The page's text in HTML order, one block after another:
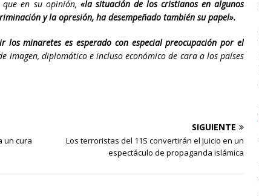
en su opinión, «la situación de los cristianos en algunos
y la opresión, ha desempeñado también su papel».
minaretes es esperado con especial preocupación por el
imagen, diplomático e incluso económico de cara a los países
un cura
SIGUIENTE
Los terroristas del 11S convertirán el juicio en un
espectáculo de propaganda islámica